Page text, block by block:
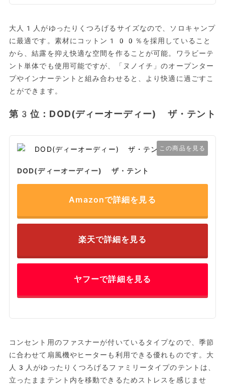
大人1人がゆったりくつろげるサイズなので、ソロキャンプ
に最適です。素材にコットン100％を採用していること
から、結露を抑え快適な空間を作ることが可能。ワラビーテ
ント単体でも使用可能ですが、「ヌノイチ」のオープンター
プやインナーテントと組み合わせると、より快適に過ごすこ
とができます。
第3位：DOD(ディーオーディー) ザ・テント
この商品を見る
DOD(ディーオーディー) ザ・テント
Amazonで詳細を見る
楽天で詳細を見る
ヤフーで詳細を見る
コンセント用のファスナーが付いているタイプなので、季節
に合わせて扇風機やヒーターも利用できる優れものです。大
人3人がゆったりくつろげるファミリータイプのテントは、
立ったままテント内を移動できるためストレスを感じませ